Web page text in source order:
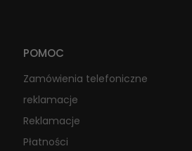
POMOC
Zamówienia telefoniczne
reklamacje
Reklamacje
Płatności